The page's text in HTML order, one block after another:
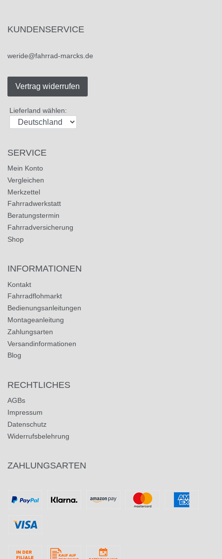
KUNDENSERVICE
weride@fahrrad-marcks.de
Vertrag widerrufen
Lieferland wählen:
SERVICE
Mein Konto
Vergleichen
Merkzettel
Fahrradwerkstatt
Beratungstermin
Fahrradversicherung
Shop
INFORMATIONEN
Kontakt
Fahrradflohmarkt
Bedienungsanleitungen
Montageanleitung
Zahlungsarten
Versandinformationen
Blog
RECHTLICHES
AGBs
Impressum
Datenschutz
Widerrufsbelehrung
ZAHLUNGSARTEN